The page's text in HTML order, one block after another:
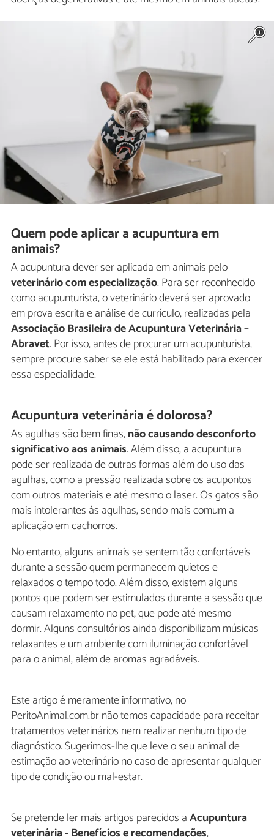
Quem pode aplicar a acupuntura em
animais?
A acupuntura dever ser aplicada em animais pelo
veterinário com especialização. Para ser reconhecido
como acupunturista, o veterinário deverá ser aprovado
em prova escrita e análise de currículo, realizadas pela
Associação Brasileira de Acupuntura Veterinária –
Abravet. Por isso, antes de procurar um acupunturista,
sempre procure saber se ele está habilitado para exercer
essa especialidade.
Acupuntura veterinária é dolorosa?
As agulhas são bem finas,não causando desconforto
significativo aos animais. Além disso, a acupuntura
pode ser realizada de outras formas além do uso das
agulhas, como a pressão realizada sobre os acupontos
com outros materiais e até mesmo o laser. Os gatos são
mais intolerantes às agulhas, sendo mais comum a
aplicação em cachorros.
No entanto, alguns animais se sentem tão confortáveis
durante a sessão quem permanecem quietos e
relaxados o tempo todo. Além disso, existem alguns
pontos que podem ser estimulados durante a sessão que
causam relaxamento no pet, que pode até mesmo
dormir. Alguns consultórios ainda disponibilizam músicas
relaxantes e um ambiente com iluminação confortável
para o animal, além de aromas agradáveis.
Este artigo é meramente informativo, no
PeritoAnimal.com.br não temos capacidade para receitar
tratamentos veterinários nem realizar nenhum tipo de
diagnóstico. Sugerimos-lhe que leve o seu animal de
estimação ao veterinário no caso de apresentar qualquer
tipo de condição ou mal-estar.
Se pretende ler mais artigos parecidos aAcupuntura